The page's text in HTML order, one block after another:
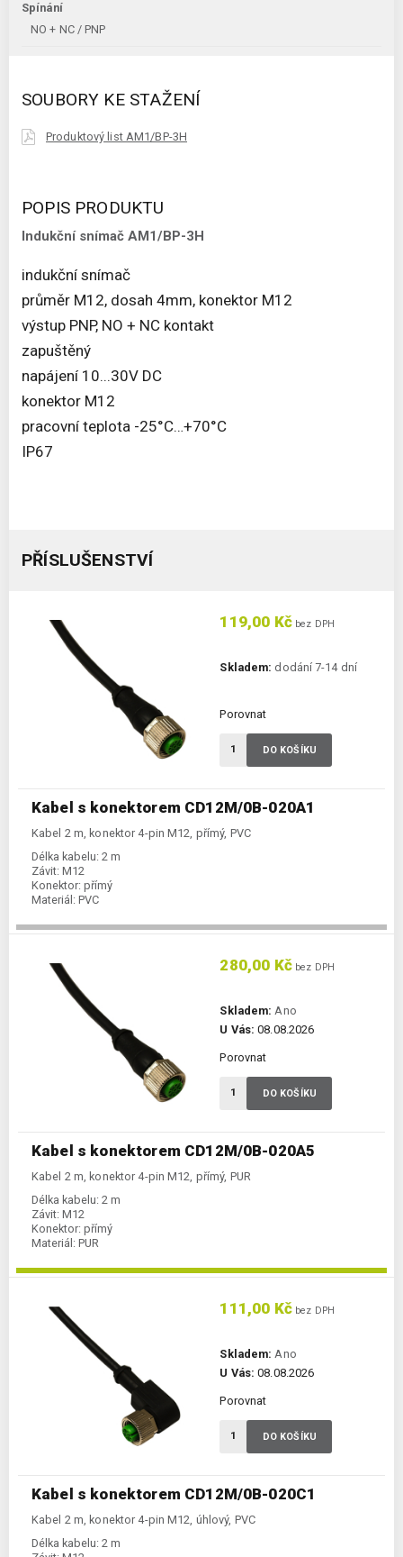
Spínání
NO + NC / PNP
SOUBORY KE STAŽENÍ
Produktový list AM1/BP-3H
POPIS PRODUKTU
Indukční snímač AM1/BP-3H
indukční snímač
průměr M12, dosah 4mm, konektor M12
výstup PNP, NO + NC kontakt
zapuštěný
napájení 10...30V DC
konektor M12
pracovní teplota -25°C…+70°C
IP67
PŘÍSLUŠENSTVÍ
Kabel s konektorem CD12M/0B-020A1
Kabel 2 m, konektor 4-pin M12, přímý, PVC
Délka kabelu: 2 m
Závit: M12
Konektor: přímý
Materiál: PVC
119,00 Kč bez DPH
Skladem: dodání 7-14 dní
Porovnat
DO KOŠÍKU
Kabel s konektorem CD12M/0B-020A5
Kabel 2 m, konektor 4-pin M12, přímý, PUR
Délka kabelu: 2 m
Závit: M12
Konektor: přímý
Materiál: PUR
280,00 Kč bez DPH
Skladem: Ano
U Vás: 08.08.2026
Porovnat
DO KOŠÍKU
Kabel s konektorem CD12M/0B-020C1
Kabel 2 m, konektor 4-pin M12, úhlový, PVC
Délka kabelu: 2 m
111,00 Kč bez DPH
Skladem: Ano
U Vás: 08.08.2026
Porovnat
DO KOŠÍKU